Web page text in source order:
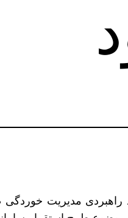
راهبردی مدیریت